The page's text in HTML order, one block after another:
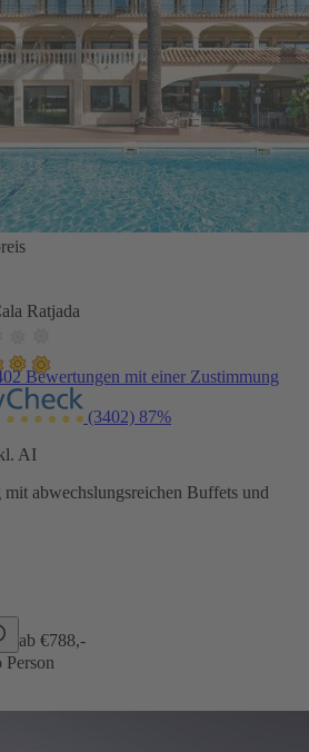
Ratjada
Bewertungen mit einer Zustimmung
(3402) 87%
AI
abwechslungsreichen Buffets und
ab €788,-
Person